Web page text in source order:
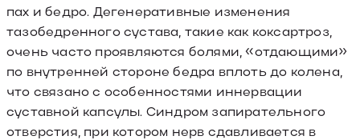
пах и бедро. Дегенеративные изменения
тазобедренного сустава, такие как коксартроз,
очень часто проявляются болями, «отдающими»
по внутренней стороне бедра вплоть до колена,
что связано с особенностями иннервации
суставной капсулы. Синдром запирательного
отверстия, при котором нерв сдавливается в